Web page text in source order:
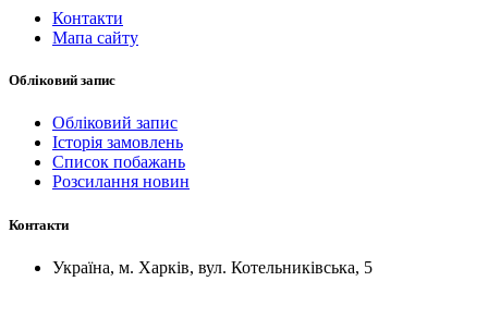
Контакти
Мапа сайту
Обліковий запис
Обліковий запис
Історія замовлень
Список побажань
Розсилання новин
Контакти
Україна, м. Харків, вул. Котельниківська, 5